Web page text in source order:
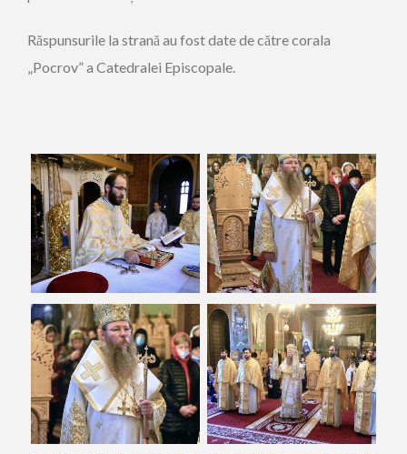
Răspunsurile la strană au fost date de către corala
„Pocrov” a Catedralei Episcopale.